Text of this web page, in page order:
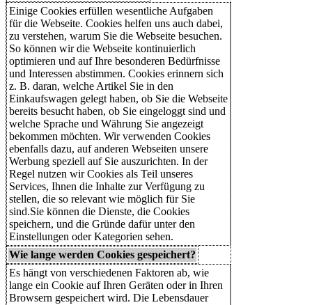
Einige Cookies erfüllen wesentliche Aufgaben
für die Webseite. Cookies helfen uns auch dabei,
zu verstehen, warum Sie die Webseite besuchen.
So können wir die Webseite kontinuierlich
optimieren und auf Ihre besonderen Bedürfnisse
und Interessen abstimmen. Cookies erinnern sich
z. B. daran, welche Artikel Sie in den
Einkaufswagen gelegt haben, ob Sie die Webseite
bereits besucht haben, ob Sie eingeloggt sind und
welche Sprache und Währung Sie angezeigt
bekommen möchten. Wir verwenden Cookies
ebenfalls dazu, auf anderen Webseiten unsere
Werbung speziell auf Sie auszurichten. In der
Regel nutzen wir Cookies als Teil unseres
Services, Ihnen die Inhalte zur Verfügung zu
stellen, die so relevant wie möglich für Sie
sind.Sie können die Dienste, die Cookies
speichern, und die Gründe dafür unter den
Einstellungen oder Kategorien sehen.
Wie lange werden Cookies gespeichert?
Es hängt von verschiedenen Faktoren ab, wie
lange ein Cookie auf Ihren Geräten oder in Ihren
Browsern gespeichert wird. Die Lebensdauer